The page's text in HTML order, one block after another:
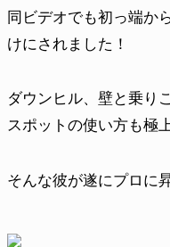
同ビデオでも初っ端か
けにされました！
ダウンヒル、壁と乗り
スポットの使い方も極
そんな彼が遂にプロに